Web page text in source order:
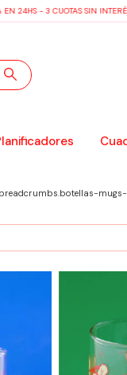
- 3 CUOTAS SIN INTERÉS
breadcrumbs.botellas-mugs-